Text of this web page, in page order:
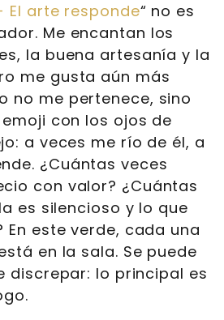
El arte responde“ no es
Me encantan los
la buena artesanía y la
me gusta aún más
no me pertenece, sino
con los ojos de
a veces me río de él, a
¿Cuántas veces
con valor? ¿Cuántas
es silencioso y lo que
En este verde, cada una
en la sala. Se puede
discrepar: lo principal es